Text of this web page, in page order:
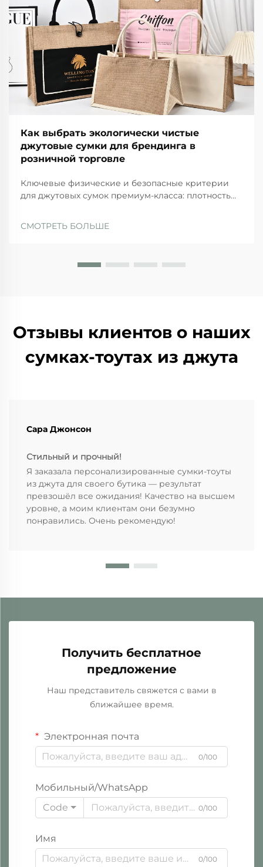
Как выбрать экологически чистые
джутовые сумки для брендинга в
розничной торговле
Ключевые физические и безопасные критерии
для джутовых сумок премиум-класса: плотность
определённые физические стандарты, которым
использовании. Т...
СМОТРЕТЬ БОЛЬШЕ
Отзывы клиентов о наших
сумках-тоутах из джута
Сара Джонсон
Стильный и прочный!
Я заказала персонализированные сумки-тоуты
из джута для своего бутика — результат
превзошёл все ожидания! Качество на высшем
уровне, а моим клиентам они безумно
понравились. Очень рекомендую!
Получить бесплатное
предложение
Наш представитель свяжется с вами в
ближайшее время.
Электронная почта
0/100
Мобильный/WhatsApp
Code
0/100
Имя
0/100